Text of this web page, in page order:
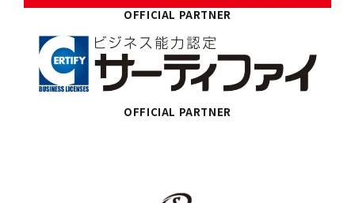
OFFICIAL PARTNER
OFFICIAL PARTNER